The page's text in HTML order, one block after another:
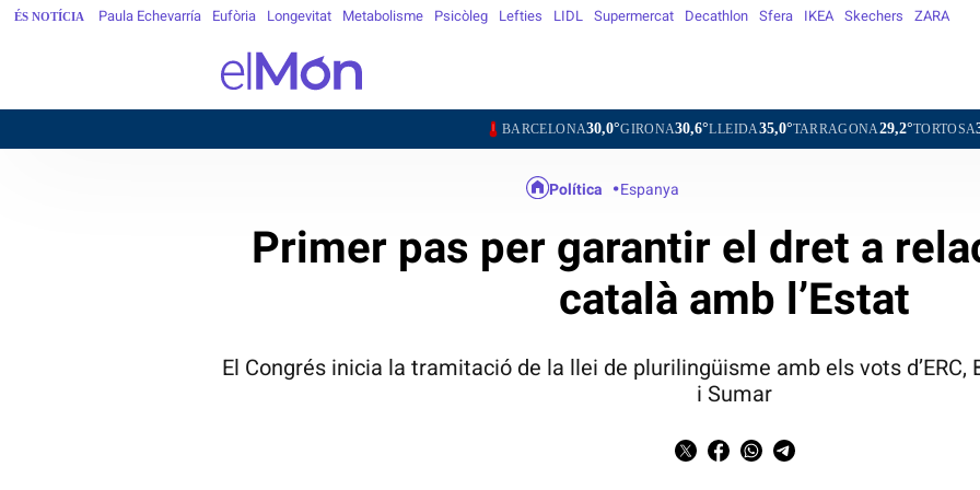
ÉS NOTÍCIA Paula Echevarría Eufòria Longevitat Metabolisme Psicòleg Lefties LIDL Supermercat Decathlon Sfera IKEA Skechers ZARA
30,0°GIRONA30,6°LLEIDA35,0°TARRAGONA29,2°TORTOSA31,2°MATARÓ
Política Espanya
Primer pas per garantir el dret a
català amb l’Estat
El Congrés inicia la tramitació de la llei de plurilingüisme amb els vots d’ERC,
i Sumar